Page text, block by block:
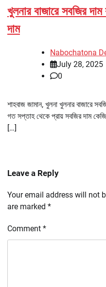
খুলনার বাজারে সবজির
দাম
Nabochatona
July 28, 2025
0
শাহবাজ জামান, খুলনা খুলনার বাজারে
গত সপ্তাহ থেকে প্রায় সবজির দাম
[…]
Leave a Reply
Your email address will not
are marked *
Comment *